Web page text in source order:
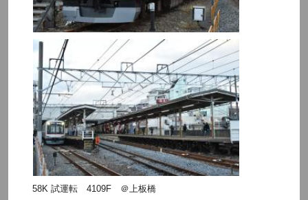
58K 試運転 4109F ＠上板橋